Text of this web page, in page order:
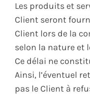
Les produits et
Client seront
Client lors de la
selon la nature et
Ce délai ne
Ainsi, l’éventuel
pas le Client à